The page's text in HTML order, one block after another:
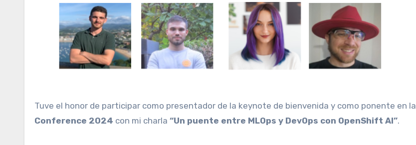
Tuve el honor de participar como presentador de la keynote de bienvenida y como ponente en la
Conference 2024 con mi charla “Un puente entre MLOps y DevOps con OpenShift AI”.